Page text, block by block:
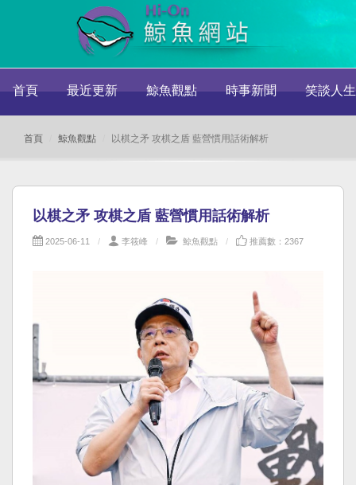
首頁 最近更新 鯨魚觀點 時事新聞 笑談人生
首頁 鯨魚觀點 以棋之矛 攻棋之盾 藍營慣用話術解析
以棋之矛 攻棋之盾 藍營慣用話術解析
2025-06-11 李筱峰 鯨魚觀點 推薦數：2367